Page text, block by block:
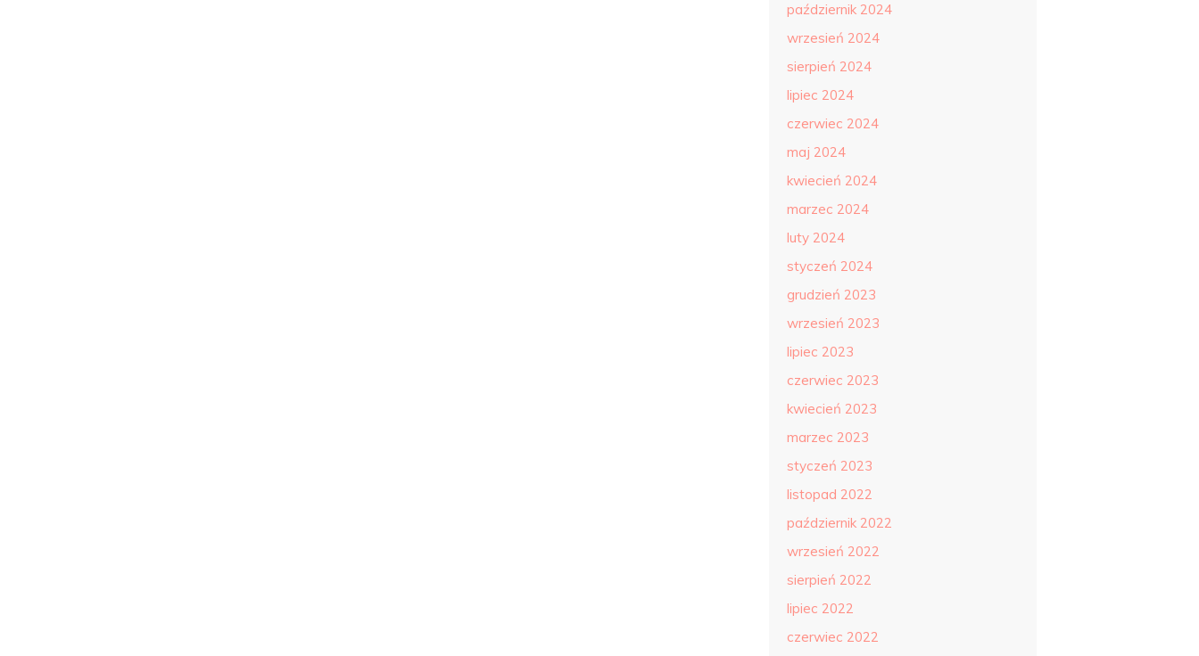
październik 2024
wrzesień 2024
sierpień 2024
lipiec 2024
czerwiec 2024
maj 2024
kwiecień 2024
marzec 2024
luty 2024
styczeń 2024
grudzień 2023
wrzesień 2023
lipiec 2023
czerwiec 2023
kwiecień 2023
marzec 2023
styczeń 2023
listopad 2022
październik 2022
wrzesień 2022
sierpień 2022
lipiec 2022
czerwiec 2022